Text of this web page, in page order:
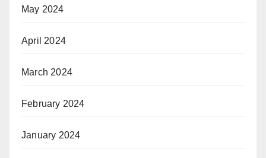
May 2024
April 2024
March 2024
February 2024
January 2024